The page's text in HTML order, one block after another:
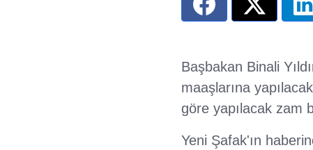
Başbakan Binali
maaşlarına
göre yapılacak zam
Yeni Şafak'ın